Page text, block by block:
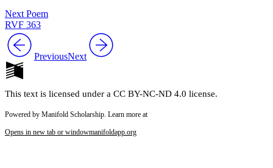
Next Poem
RVF 363
PreviousNext
This text is licensed under a CC BY-NC-ND 4.0 license.
Powered by Manifold Scholarship. Learn more at
Opens in new tab or windowmanifoldapp.org